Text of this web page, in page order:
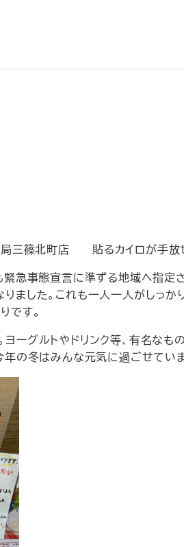
局三篠北町店 貼るカイロが手放
急事態宣言に準ずる地域へ指定
ました。これも一人一人がしっか
です。
グルトやドリンク等、有名なも
年の冬はみんな元気に過ごせていま